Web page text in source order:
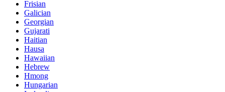
Frisian
Galician
Georgian
Gujarati
Haitian
Hausa
Hawaiian
Hebrew
Hmong
Hungarian